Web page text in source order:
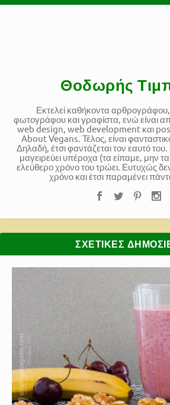
Θοδωρής
Εκτελεί καθήκοντα
φωτογράφου και γραφίστα, ενώ είναι
web design, web development και
About Vegans. Τέλος, είναι
Δηλαδή, έτσι φαντάζεται τον εαυτό
μαγειρεύει υπέροχα (τα είπαμε, μην
ελεύθερο χρόνο του τρώει. Ευτυχώς
χρόνο και έτσι παραμένει
ΣΧΕΤΙΚΈΣ